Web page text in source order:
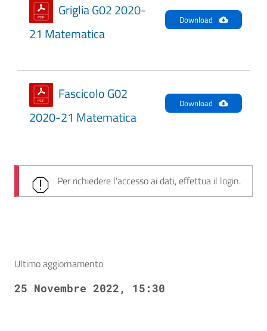
Griglia G02 2020-
21 Matematica
Download
Fascicolo G02
2020-21 Matematica
Download
Per richiedere l'accesso ai dati, effettua il login.
Ultimo aggiornamento
25 Novembre 2022, 15:30